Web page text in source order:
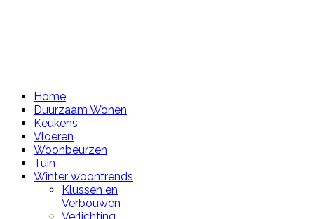
Home
Duurzaam Wonen
Keukens
Vloeren
Woonbeurzen
Tuin
Winter woontrends
Klussen en
Verbouwen